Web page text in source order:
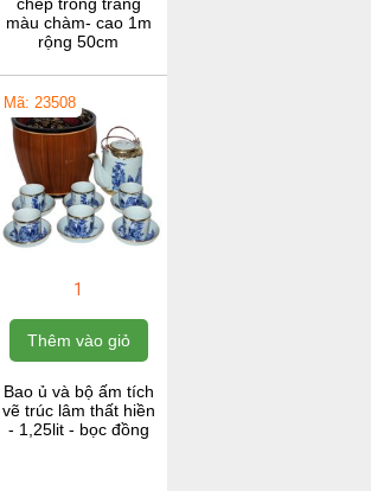
màu chàm- cao 1m
rộng 50cm
Mã: 23508
1
Thêm vào giỏ
Bao ủ và bộ ấm tích
vẽ trúc lâm thất hiền
- 1,25lit - bọc đồng